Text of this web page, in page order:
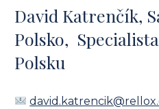
David Katrenčík,
Polsko,
Polsku